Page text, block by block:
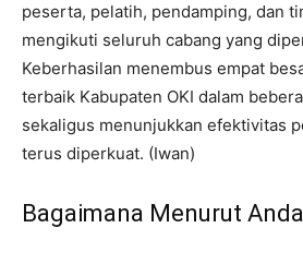
peserta, pelatih, pendamping, dan
mengikuti seluruh cabang yang
Keberhasilan menembus empat
terbaik Kabupaten OKI dalam
sekaligus menunjukkan efektivitas
terus diperkuat. (Iwan)
Bagaimana Menurut Anda